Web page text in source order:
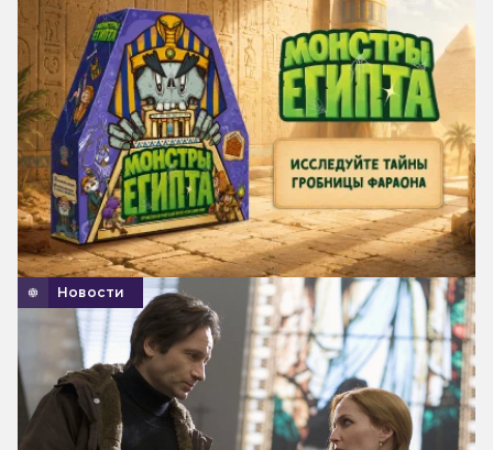
Новости